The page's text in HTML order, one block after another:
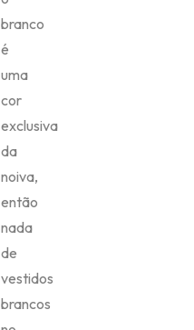
branco
é
uma
cor
exclusiva
da
noiva,
então
nada
de
vestidos
brancos